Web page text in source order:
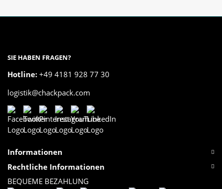
SIE HABEN FRAGEN?
Hotline: +49 4181 928 77 30
logistik@chackpack.com
Informationen
Rechtliche Informationen
BEQUEME BEZAHLUNG